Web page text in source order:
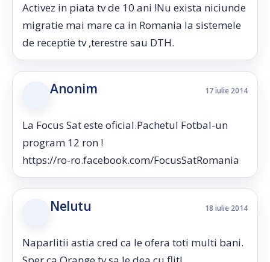
Activez in piata tv de 10 ani !Nu exista niciunde
migratie mai mare ca in Romania la sistemele
de receptie tv ,terestre sau DTH.
Anonim 17 iulie 2014
La Focus Sat este oficial.Pachetul Fotbal-un
program 12 ron !
https://ro-ro.facebook.com/FocusSatRomania
Nelutu 18 iulie 2014
Naparlitii astia cred ca le ofera toti multi bani.